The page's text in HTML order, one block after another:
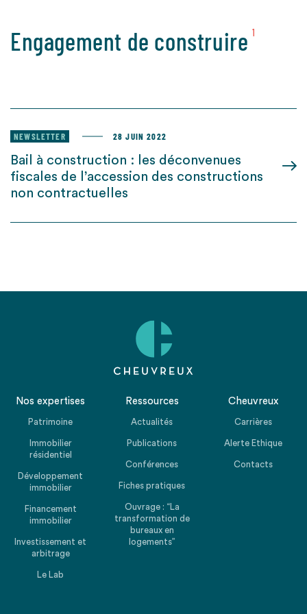
Engagement de construire 1
NEWSLETTER 28 JUIN 2022
Bail à construction : les déconvenues
fiscales de l’accession des constructions
non contractuelles
Nos expertises
Patrimoine
Immobilier
résidentiel
Développement
immobilier
Financement
immobilier
Investissement et
arbitrage
Le Lab
Ressources
Actualités
Publications
Conférences
Fiches pratiques
Ouvrage : “La
transformation de
bureaux en
logements”
Cheuvreux
Carrières
Alerte Ethique
Contacts